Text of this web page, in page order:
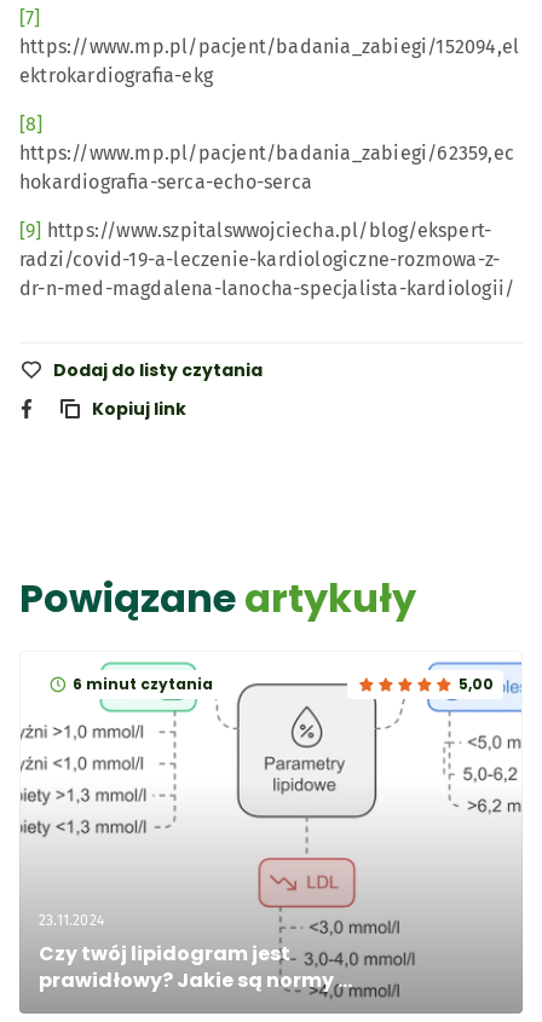
[7]
https://www.mp.pl/pacjent/badania_zabiegi/152094,el
ektrokardiografia-ekg
[8]
https://www.mp.pl/pacjent/badania_zabiegi/62359,ec
hokardiografia-serca-echo-serca
[9] https://www.szpitalswwojciecha.pl/blog/ekspert-
radzi/covid-19-a-leczenie-kardiologiczne-rozmowa-z-
dr-n-med-magdalena-lanocha-specjalista-kardiologii/
Dodaj do listy czytania
Kopiuj link
Powiązaneartykuły
23.11.2024
Czy twój lipidogram jest
prawidłowy? Jakie są normy
cholesterolu i trójglicerydów?
6 minut czytania 5,00